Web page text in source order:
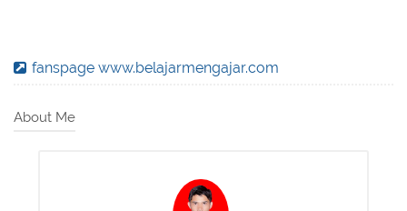
fanspage www.belajarmengajar.com
About Me